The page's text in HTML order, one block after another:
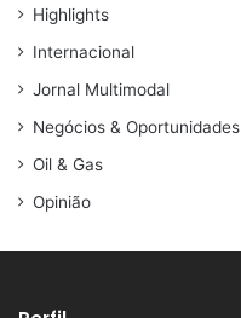
Highlights
Internacional
Jornal Multimodal
Negócios & Oportunidades
Oil & Gas
Opinião